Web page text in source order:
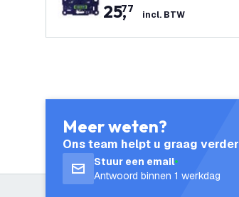
25,
77 incl. BTW
Meer weten?
Ons team helpt u graag verder
Stuur een email
Antwoord binnen 1 werkdag